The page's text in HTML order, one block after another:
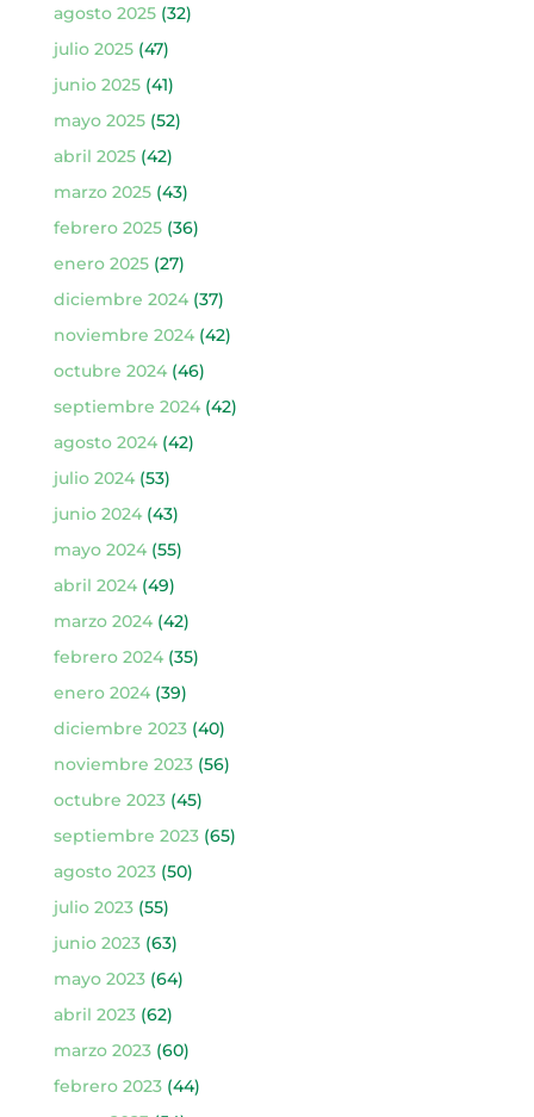
agosto 2025(32)
julio 2025(47)
junio 2025(41)
mayo 2025(52)
abril 2025(42)
marzo 2025(43)
febrero 2025(36)
enero 2025(27)
diciembre 2024(37)
noviembre 2024(42)
octubre 2024(46)
septiembre 2024(42)
agosto 2024(42)
julio 2024(53)
junio 2024(43)
mayo 2024(55)
abril 2024(49)
marzo 2024(42)
febrero 2024(35)
enero 2024(39)
diciembre 2023(40)
noviembre 2023(56)
octubre 2023(45)
septiembre 2023(65)
agosto 2023(50)
julio 2023(55)
junio 2023(63)
mayo 2023(64)
abril 2023(62)
marzo 2023(60)
febrero 2023(44)